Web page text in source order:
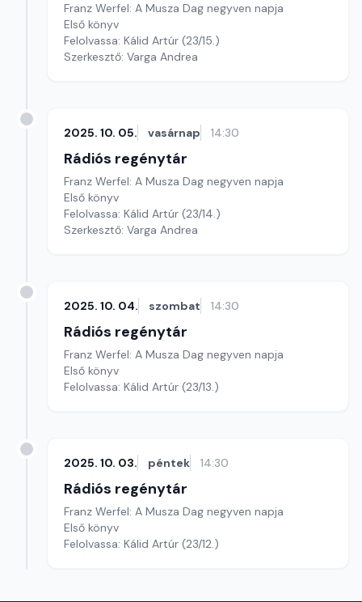
Franz Werfel: A Musza Dag negyven napja
Első könyv
Felolvassa: Kálid Artúr (23/15.)
Szerkesztő: Varga Andrea
2025. 10. 05. vasárnap 14:30
Rádiós regénytár
Franz Werfel: A Musza Dag negyven napja
Első könyv
Felolvassa: Kálid Artúr (23/14.)
Szerkesztő: Varga Andrea
2025. 10. 04. szombat 14:30
Rádiós regénytár
Franz Werfel: A Musza Dag negyven napja
Első könyv
Felolvassa: Kálid Artúr (23/13.)
2025. 10. 03. péntek 14:30
Rádiós regénytár
Franz Werfel: A Musza Dag negyven napja
Első könyv
Felolvassa: Kálid Artúr (23/12.)